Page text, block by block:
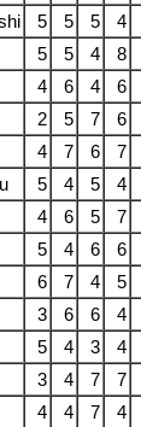
5 5 5 4
5 5 4 8
4 6 4 6
2 5 7 6
4 7 6 7
5 4 5 4
4 6 5 7
5 4 6 6
6 7 4 5
3 6 6 4
5 4 3 4
3 4 7 7
4 4 7 4